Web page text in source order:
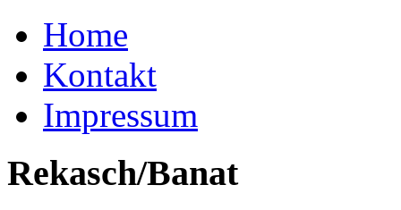
Home
Kontakt
Impressum
Rekasch/Banat